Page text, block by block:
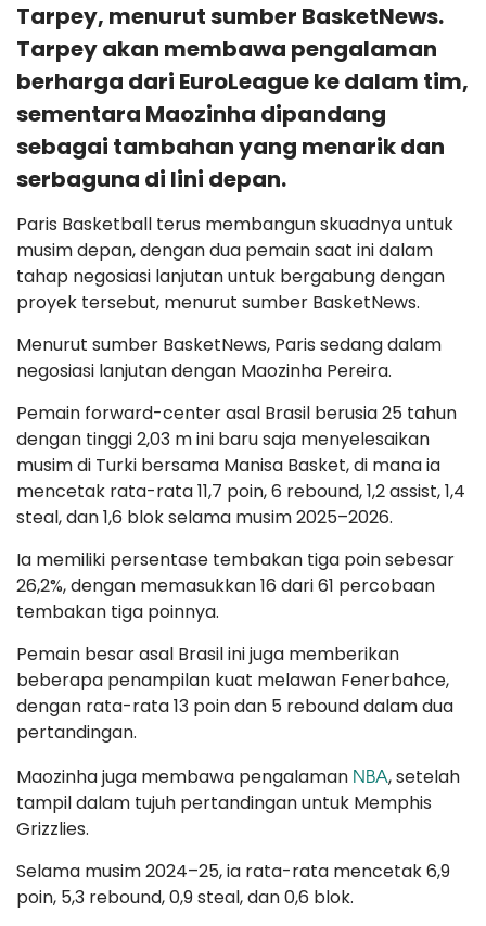
Tarpey, menurut sumber BasketNews.
Tarpey akan membawa pengalaman
berharga dari EuroLeague ke dalam tim,
sementara Maozinha dipandang
sebagai tambahan yang menarik dan
serbaguna di lini depan.
Paris Basketball terus membangun skuadnya untuk
musim depan, dengan dua pemain saat ini dalam
tahap negosiasi lanjutan untuk bergabung dengan
proyek tersebut, menurut sumber BasketNews.
Menurut sumber BasketNews, Paris sedang dalam
negosiasi lanjutan dengan Maozinha Pereira.
Pemain forward-center asal Brasil berusia 25 tahun
dengan tinggi 2,03 m ini baru saja menyelesaikan
musim di Turki bersama Manisa Basket, di mana ia
mencetak rata-rata 11,7 poin, 6 rebound, 1,2 assist, 1,4
steal, dan 1,6 blok selama musim 2025–2026.
Ia memiliki persentase tembakan tiga poin sebesar
26,2%, dengan memasukkan 16 dari 61 percobaan
tembakan tiga poinnya.
Pemain besar asal Brasil ini juga memberikan
beberapa penampilan kuat melawan Fenerbahce,
dengan rata-rata 13 poin dan 5 rebound dalam dua
pertandingan.
Maozinha juga membawa pengalaman NBA, setelah
tampil dalam tujuh pertandingan untuk Memphis
Grizzlies.
Selama musim 2024–25, ia rata-rata mencetak 6,9
poin, 5,3 rebound, 0,9 steal, dan 0,6 blok.